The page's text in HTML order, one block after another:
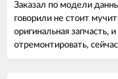
Заказал по модели
говорили не стоит
оригинальная запчасть,
отремонтировать,